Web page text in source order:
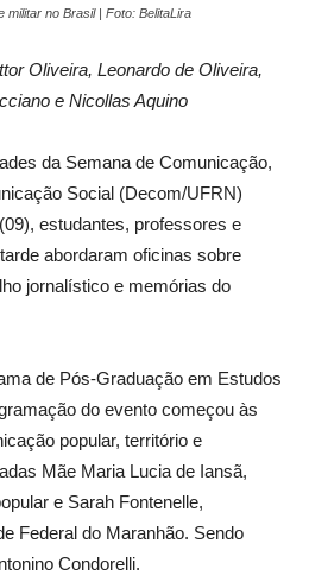
militar no Brasil | Foto: BelitaLira
Oliveira, Leonardo de Oliveira,
e Nicollas Aquino
da Semana de Comunicação,
Social (Decom/UFRN)
estudantes, professores e
abordaram oficinas sobre
jornalístico e memórias do
de Pós-Graduação em Estudos
do evento começou às
popular, território e
Mãe Maria Lucia de Iansã,
e Sarah Fontenelle,
Federal do Maranhão. Sendo
Condorelli.